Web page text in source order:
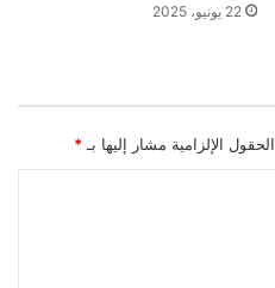
22 يونيو، 2025
الحقول الإلزامية مشار إليها بـ *